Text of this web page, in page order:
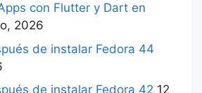
con Flutter y Dart en
2026
de instalar Fedora 44
de instalar Fedora 42 12